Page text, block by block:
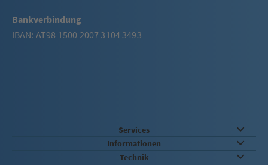
Bankverbindung
IBAN: AT98 1500 2007 3104 3493
Services
Informationen
Technik